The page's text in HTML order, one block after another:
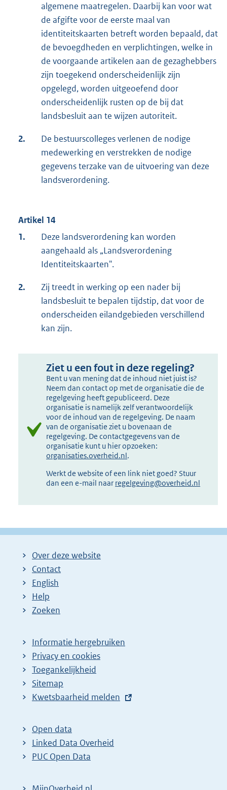
algemene maatregelen. Daarbij kan voor wat
de afgifte voor de eerste maal van
identiteitskaarten betreft worden bepaald, dat
de bevoegdheden en verplichtingen, welke in
de voorgaande artikelen aan de gezaghebbers
zijn toegekend onderscheidenlijk zijn
opgelegd, worden uitgeoefend door
onderscheidenlijk rusten op de bij dat
landsbesluit aan te wijzen autoriteit.
2.
De bestuurscolleges verlenen de nodige
medewerking en verstrekken de nodige
gegevens terzake van de uitvoering van deze
landsverordening.
Artikel 14
1.
Deze landsverordening kan worden
aangehaald als „Landsverordening
Identiteitskaarten".
2.
Zij treedt in werking op een nader bij
landsbesluit te bepalen tijdstip, dat voor de
onderscheiden eilandgebieden verschillend
kan zijn.
Ziet u een fout in deze regeling?
Bent u van mening dat de inhoud niet juist is?
Neem dan contact op met de organisatie die de
regelgeving heeft gepubliceerd. Deze
organisatie is namelijk zelf verantwoordelijk
voor de inhoud van de regelgeving. De naam
van de organisatie ziet u bovenaan de
regelgeving. De contactgegevens van de
organisatie kunt u hier opzoeken:
organisaties.overheid.nl.
Werkt de website of een link niet goed? Stuur
dan een e-mail naar regelgeving@overheid.nl
Over deze website
Contact
English
Help
Zoeken
Informatie hergebruiken
Privacy en cookies
Toegankelijkheid
Sitemap
E
t
e
r
Kwetsbaarheid melden
Open data
Linked Data Overheid
PUC Open Data